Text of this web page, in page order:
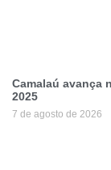
Camalaú avança
2025
7 de agosto de 2026